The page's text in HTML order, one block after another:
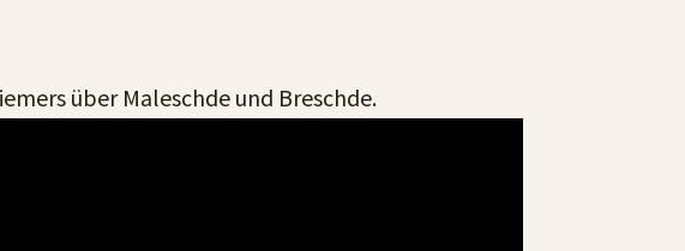
über Maleschde und Breschde.